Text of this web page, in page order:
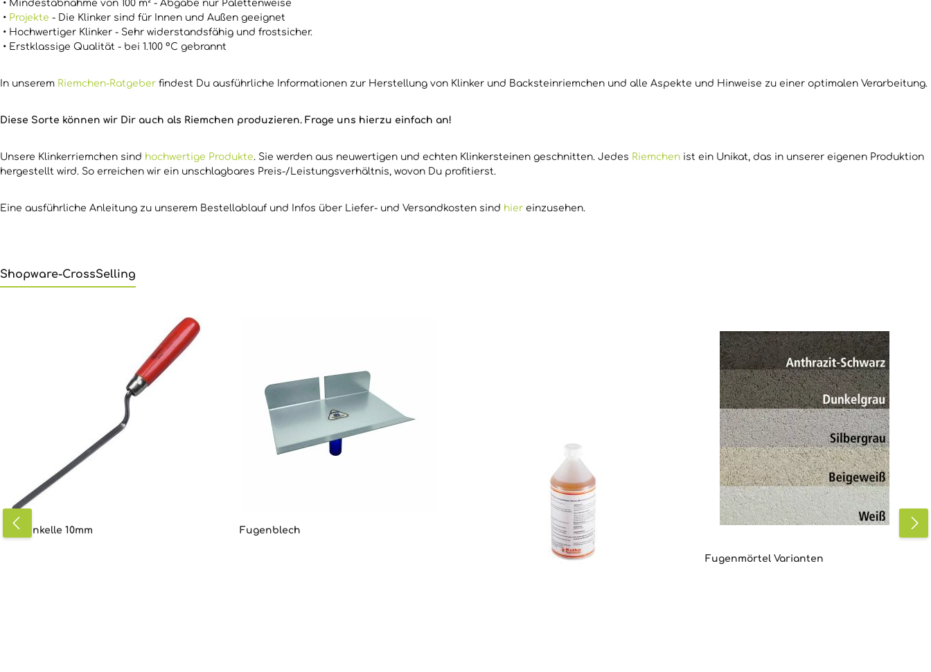
• Mindestabnahme von 100 m² - Abgabe nur Palettenweise
• Projekte - Die Klinker sind für Innen und Außen geeignet
• Hochwertiger Klinker - Sehr widerstandsfähig und frostsicher.
• Erstklassige Qualität - bei 1.100 °C gebrannt
In unserem Riemchen-Ratgeber findest Du ausführliche Informationen zur Herstellung von Klinker und Backsteinriemchen und alle Aspekte und Hinweise zu einer optimalen Verarbeitung.
Diese Sorte können wir Dir auch als Riemchen produzieren. Frage uns hierzu einfach an!
Unsere Klinkerriemchen sind hochwertige Produkte. Sie werden aus neuwertigen und echten Klinkersteinen geschnitten. Jedes Riemchen ist ein Unikat, das in unserer eigenen Produktion
hergestellt wird. So erreichen wir ein unschlagbares Preis-/Leistungsverhältnis, wovon Du profitierst.
Eine ausführliche Anleitung zu unserem Bestellablauf und Infos über Liefer- und Versandkosten sind hier einzusehen.
Shopware-CrossSelling
Fugenkelle 10mm Fugenblech
Fugenmörtel Varianten